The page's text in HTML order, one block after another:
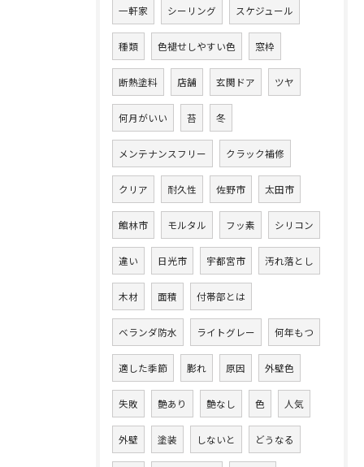
一軒家 シーリング スケジュール
種類 色褪せしやすい色 窓枠
断熱塗料 店舗 玄関ドア ツヤ
何月がいい 苔 冬
メンテナンスフリー クラック補修
クリア 耐久性 佐野市 太田市
館林市 モルタル フッ素 シリコン
違い 日光市 宇都宮市 汚れ落とし
木材 面積 付帯部とは
ベランダ防水 ライトグレー 何年もつ
適した季節 膨れ 原因 外壁色
失敗 艶あり 艶なし 色 人気
外壁 塗装 しないと どうなる